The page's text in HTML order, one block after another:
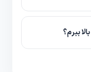
ابعاد مربعی 1080x1080 پیکسل یا عمودی 1080x1350
و خوانایی متن
ببرم؟